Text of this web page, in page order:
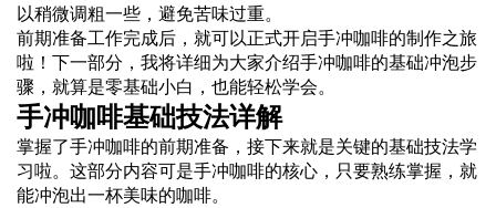
以稍微调粗一些，避免苦味过重。
前期准备工作完成后，就可以正式开启手冲咖啡的制作之旅
啦！下一部分，我将详细为大家介绍手冲咖啡的基础冲泡步
骤，就算是零基础小白，也能轻松学会。
手冲咖啡基础技法详解
掌握了手冲咖啡的前期准备，接下来就是关键的基础技法学
习啦。这部分内容可是手冲咖啡的核心，只要熟练掌握，就
能冲泡出一杯美味的咖啡。